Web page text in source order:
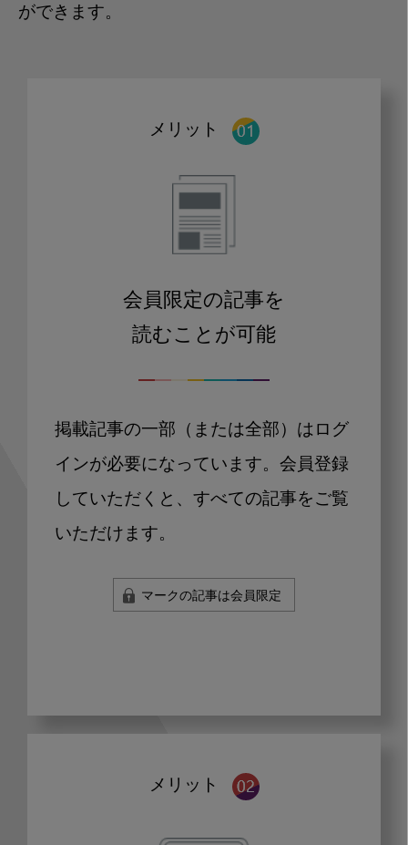
ができます。
メリット
会員限定の記事を
読むことが可能
掲載記事の一部（または全部）はログ
インが必要になっています。会員登録
していただくと、すべての記事をご覧
いただけます。
マークの記事は会員限定
メリット